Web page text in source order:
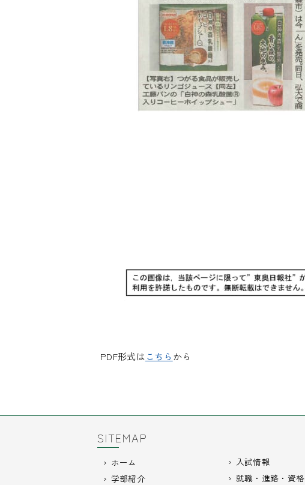
PDF形式はこちら から
SITEMAP
ホーム
学部紹介
入試情報
就職・進路・資格